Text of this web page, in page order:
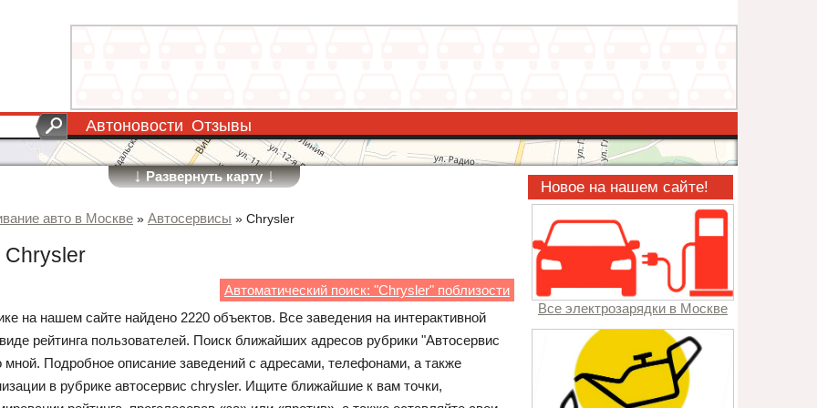
Автоновости Отзывы
↓Развернуть карту↓
авто в Москве » Автосервисы » Chrysler
Chrysler
Автоматический поиск: "Chrysler" поблизости
на нашем сайте найдено 2220 объектов. Все заведения на интерактивной
рейтинга пользователей. Поиск ближайших адресов рубрики "Автосервис
Подробное описание заведений с адресами, телефонами, а также
в рубрике автосервис chrysler. Ищите ближайшие к вам точки,
Новое на нашем сайте!
Все электрозарядки в Москве